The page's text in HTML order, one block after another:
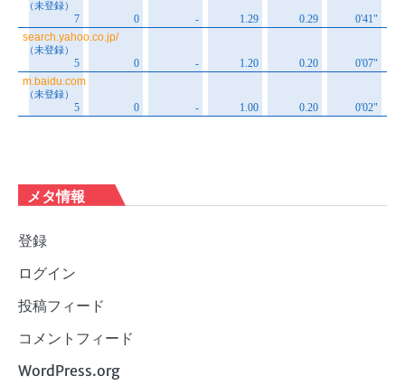
メタ情報
登録
ログイン
投稿フィード
コメントフィード
WordPress.org